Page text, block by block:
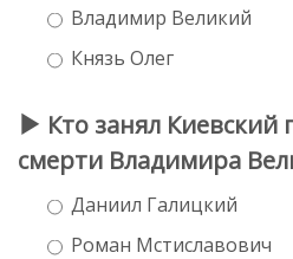
Владимир Великий
Князь Олег
Кто занял Киевский
смерти Владимира
Даниил Галицкий
Роман Мстиславович